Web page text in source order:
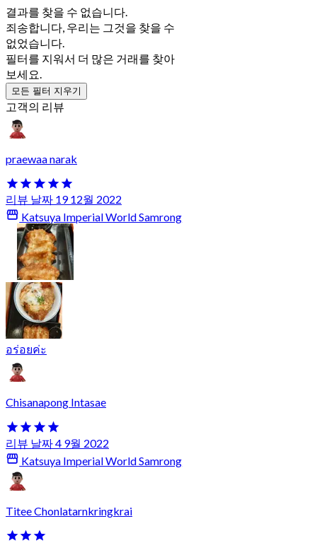
결과를 찾을 수 없습니다.
죄송합니다, 우리는 그것을 찾을 수
없었습니다.
필터를 지워서 더 많은 거래를 찾아
보세요.
모든 필터 지우기
고객의 리뷰
praewaa narak
리뷰 날짜 19 12월 2022
Katsuya Imperial World Samrong
อร่อยค่ะ
Chisanapong Intasae
리뷰 날짜 4 9월 2022
Katsuya Imperial World Samrong
Titee Chonlatarnkringkrai